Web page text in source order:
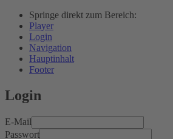
Springe direkt zum Bereich:
Player
Login
Navigation
Hauptinhalt
Footer
Login
E-Mail
Passwort